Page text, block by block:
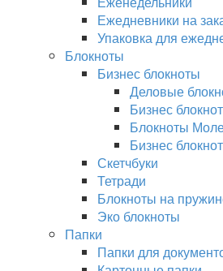
Ежедневники на
Упаковка для
Блокноты
Бизнес блокноты
Деловые
Бизнес
Блокноты
Бизнес
Скетчбуки
Тетради
Блокноты на
Эко блокноты
Папки
Папки для